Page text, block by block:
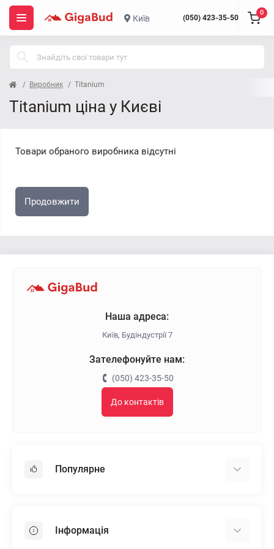
Київ (050) 423-35-50
0
Виробник Titanium
Titanium ціна у Києві
Товари обраного виробника відсутні
Продовжити
Наша адреса:
Київ, Будіндустрії 7
Зателефонуйте нам:
(050) 423-35-50
До контактів
Популярне
Пінопласт
Інформація